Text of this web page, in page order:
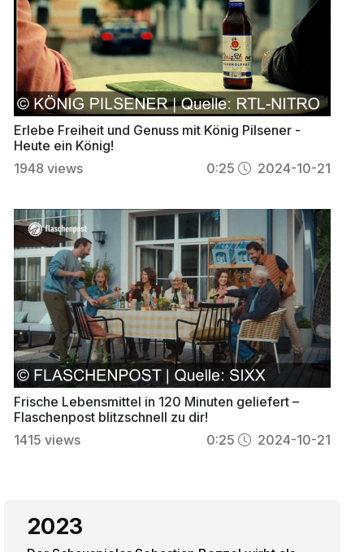
Erlebe Freiheit und Genuss mit König Pilsener -
Heute ein König!
1948 views 0:25 2024-10-21
Frische Lebensmittel in 120 Minuten geliefert –
Flaschenpost blitzschnell zu dir!
1415 views 0:25 2024-10-21
2023